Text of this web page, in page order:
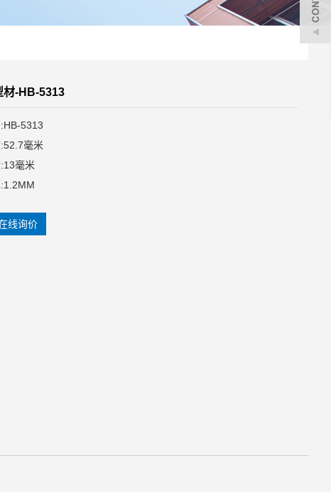
材-HB-5313
5313
毫米
毫米
线询价